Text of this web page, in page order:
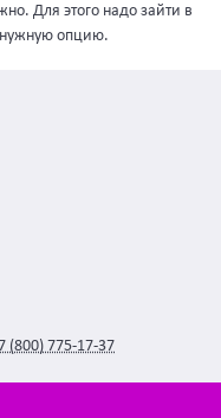
Для этого надо зайти в
нужную опцию.
(800) 775-17-37